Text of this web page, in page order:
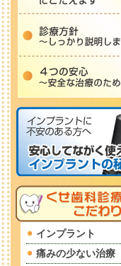
インプラント
痛みの少ない治療